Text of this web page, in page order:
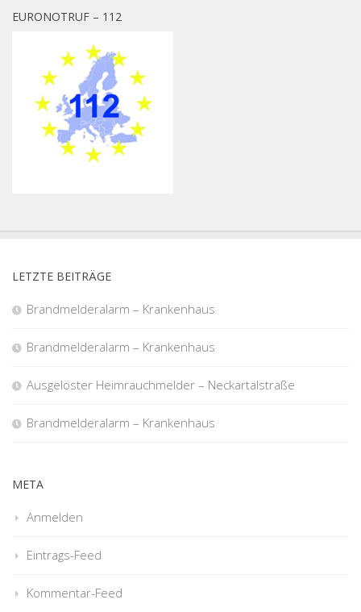
EURONOTRUF – 112
LETZTE BEITRÄGE
Brandmelderalarm – Krankenhaus
Brandmelderalarm – Krankenhaus
Ausgelöster Heimrauchmelder – Neckartalstraße
Brandmelderalarm – Krankenhaus
META
Anmelden
Eintrags-Feed
Kommentar-Feed